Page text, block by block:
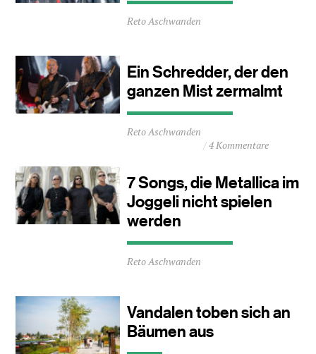
Durchschnittliche
Lesezeit
Minuten
Reto Aschwanden
Ein Schredder, der den
ganzen Mist zermalmt
Durchschnittliche
Lesezeit
Minuten
Reto Aschwanden
4 Kommentare
7 Songs, die Metallica im
Joggeli nicht spielen
werden
Durchschnittliche
Lesezeit
Minuten
Reto Aschwanden
Vandalen toben sich an
Bäumen aus